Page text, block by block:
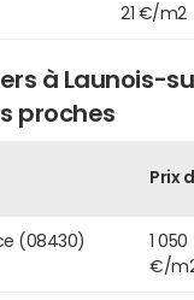
21 €/m2
à Launois-
proches
Prix
(08430)
1 050
€/